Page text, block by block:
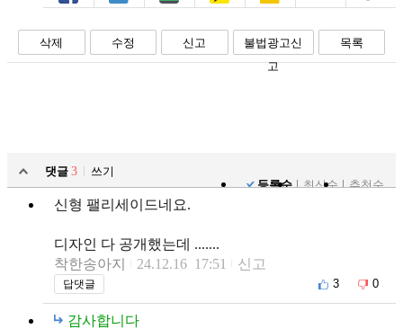
페북 트윗 밴드 카톡 카스 복사 스크랩
삭제 수정 신고
불법광고신
고
목록
댓글 3
쓰기
등록순
최신순 추천순
신형 팰리세이드네요.
디자인 다 공개했는데 .......
착한송아지
24.12.16 17:51 신고
답댓글 3 0
감사합니다